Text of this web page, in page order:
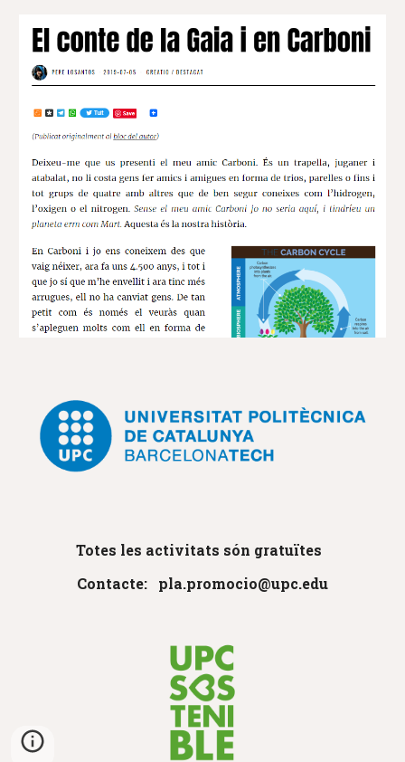
Totes les activitats són gratuïtes
Contacte: pla.promocio@upc.edu